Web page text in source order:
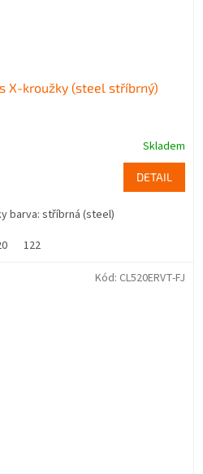
X-kroužky (steel stříbrný)
Skladem
DETAIL
barva: stříbrná (steel)
122
Kód: CL520ERVT-FJ